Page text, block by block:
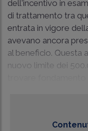
dell'incentivo in
di trattamento tra
entrata in vigore
avevano ancora
al beneficio. Questa
nuovo limite dei